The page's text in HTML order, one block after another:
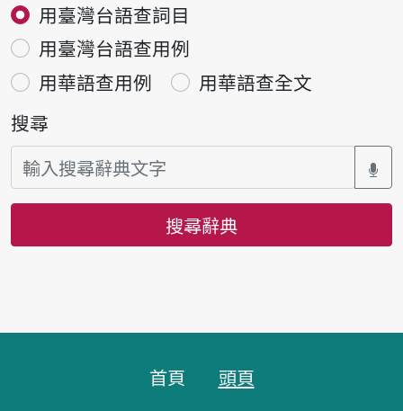
用臺灣台語查詞目
用臺灣台語查用例
用華語查用例
用華語查全文
搜尋
搜尋辭典
首頁 頭頁